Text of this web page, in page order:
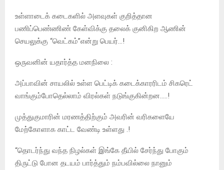
உள்ளாடைக் கடைகளில் அளவுகள் குறித்தான
பணிப்பெண்ணிண் கேள்விக்கு தலைக் குனிகிற ஆணின்
செயலுக்கு “வெட்கம்”என்று பெயர்…!
ஒருவனின் யதார்த்த மனநிலை :
அப்பாவின் சாயலில் உள்ள பெட்டிக் கடைக்காரரிடம் சிகரெட்
வாங்கும்போதெல்லாம் விரல்கள் நடுங்குகின்றன…..!
முத்துகுமாரின் மரணத்திற்கும் அவரின் வரிகளையே
மேற்கோளாக காட்ட வேண்டி உள்ளது .!
“தொடர்ந்து வந்த நிழல்கள் இங்கே தீயில் சேர்ந்து போகும்
திருட்டு போன தடயம் பார்த்தும் நம்பவில்லை நானும்